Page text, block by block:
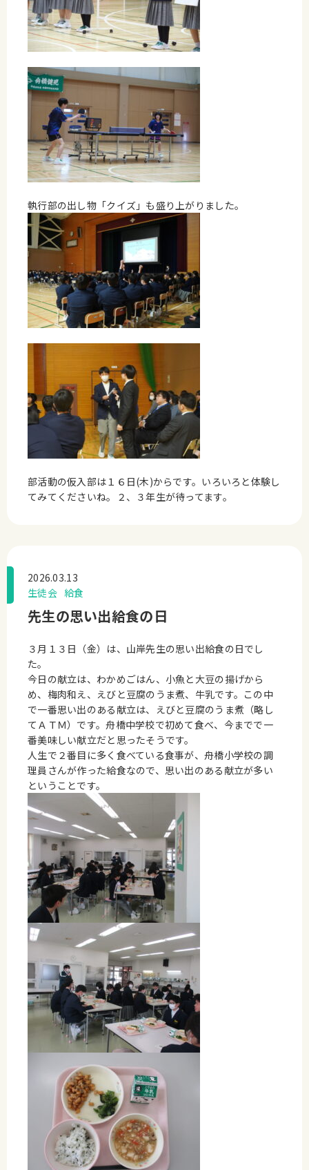
執行部の出し物「クイズ」も盛り上がりました。
部活動の仮入部は１６日(木)からです。いろいろと体験し
てみてくださいね。２、３年生が待ってます。
2026.03.13
生徒会 給食
先生の思い出給食の日
３月１３日（金）は、山岸先生の思い出給食の日でし
た。
今日の献立は、わかめごはん、小魚と大豆の揚げから
め、梅肉和え、えびと豆腐のうま煮、牛乳です。この中
で一番思い出のある献立は、えびと豆腐のうま煮（略し
てＡＴＭ）です。舟橋中学校で初めて食べ、今までで一
番美味しい献立だと思ったそうです。
人生で２番目に多く食べている食事が、舟橋小学校の調
理員さんが作った給食なので、思い出のある献立が多い
ということです。